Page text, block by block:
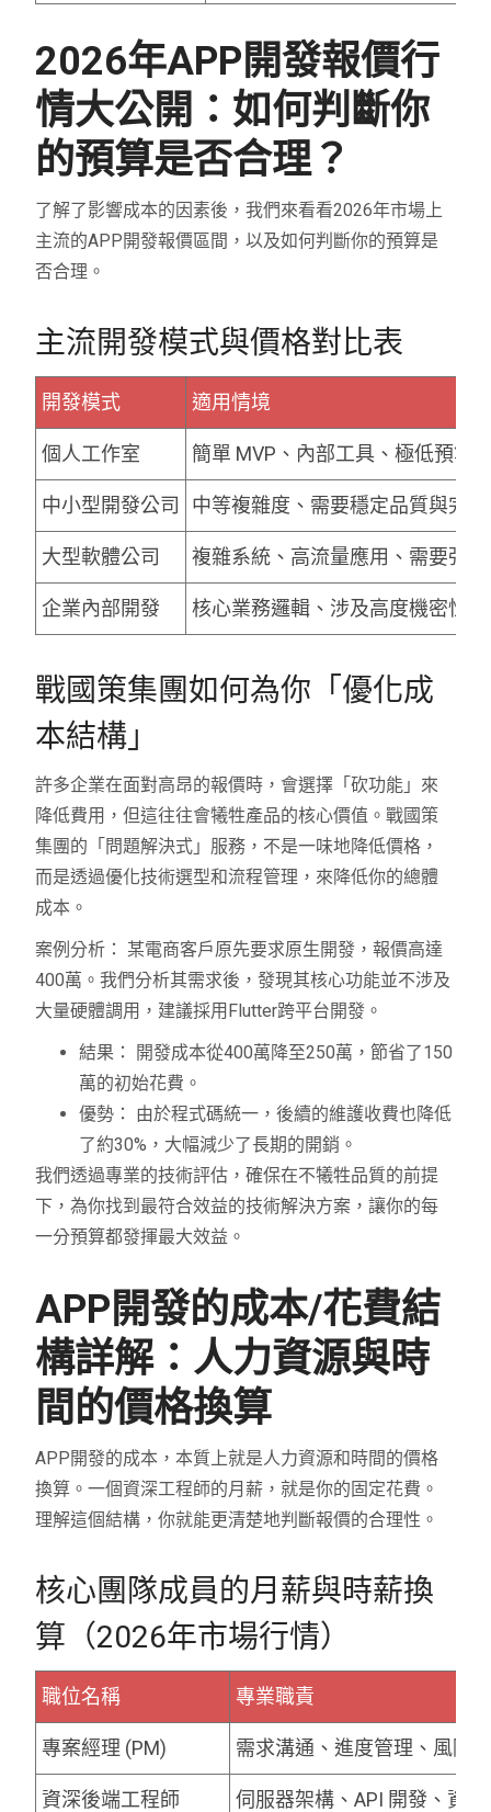
2026年APP開發報價行
情大公開：如何判斷你
的預算是否合理？
了解了影響成本的因素後，我們來看看2026年市場上
主流的APP開發報價區間，以及如何判斷你的預算是
否合理。
主流開發模式與價格對比表
開發模式 適用情境
個人工作室 簡單 MVP、內部工具、極低預算
中小型開發公司 中等複雜度、需要穩定品質與完
大型軟體公司 複雜系統、高流量應用、需要強
企業內部開發 核心業務邏輯、涉及高度機密性
戰國策集團如何為你「優化成
本結構」
許多企業在面對高昂的報價時，會選擇「砍功能」來
降低費用，但這往往會犧牲產品的核心價值。戰國策
集團的「問題解決式」服務，不是一味地降低價格，
而是透過優化技術選型和流程管理，來降低你的總體
成本。
案例分析： 某電商客戶原先要求原生開發，報價高達
400萬。我們分析其需求後，發現其核心功能並不涉及
大量硬體調用，建議採用Flutter跨平台開發。
結果： 開發成本從400萬降至250萬，節省了150
萬的初始花費。
優勢： 由於程式碼統一，後續的維護收費也降低
了約30%，大幅減少了長期的開銷。
我們透過專業的技術評估，確保在不犧牲品質的前提
下，為你找到最符合效益的技術解決方案，讓你的每
一分預算都發揮最大效益。
APP開發的成本/花費結
構詳解：人力資源與時
間的價格換算
APP開發的成本，本質上就是人力資源和時間的價格
換算。一個資深工程師的月薪，就是你的固定花費。
理解這個結構，你就能更清楚地判斷報價的合理性。
核心團隊成員的月薪與時薪換
算（2026年市場行情）
職位名稱 專業職責
專案經理 (PM) 需求溝通、進度管理、風險
資深後端工程師 伺服器架構、API 開發、資